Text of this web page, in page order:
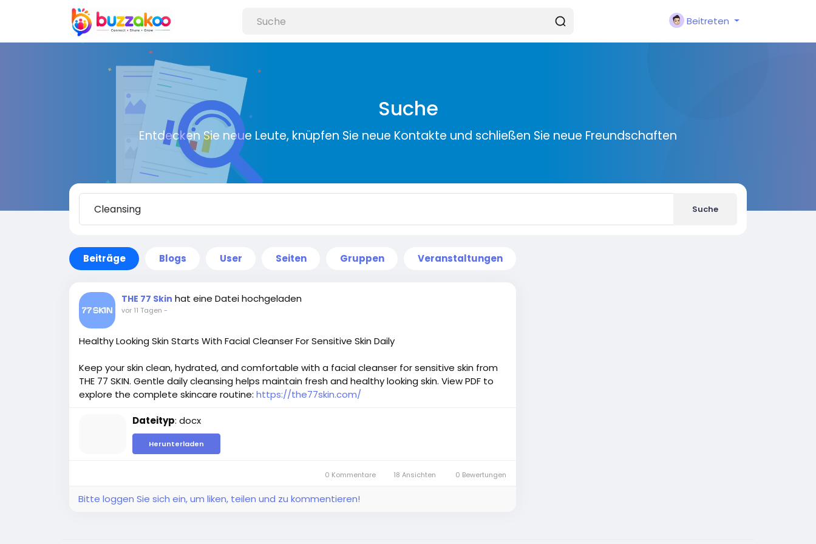
Beitreten
Suche
Entdecken Sie neue Leute, knüpfen Sie neue Kontakte und schließen Sie neue Freundschaften
Suche
Beiträge Blogs User Seiten Gruppen Veranstaltungen
THE 77 Skin hat eine Datei hochgeladen
vor 11 Tagen -
Healthy Looking Skin Starts With Facial Cleanser For Sensitive Skin Daily
Keep your skin clean, hydrated, and comfortable with a facial cleanser for sensitive skin from
THE 77 SKIN. Gentle daily cleansing helps maintain fresh and healthy looking skin. View PDF to
explore the complete skincare routine: https://the77skin.com/
Dateityp: docx
Herunterladen
0 Kommentare 18 Ansichten 0 Bewertungen
Bitte loggen Sie sich ein, um liken, teilen und zu kommentieren!